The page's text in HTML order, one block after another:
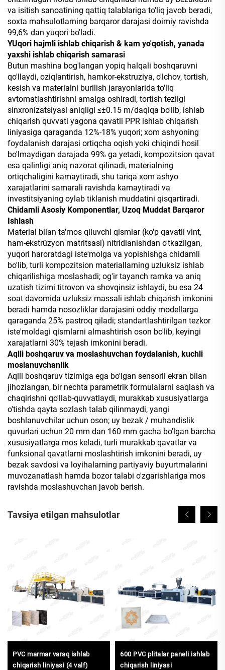
va isitish sanoatining qattiq talablariga to'liq javob beradi,
soxta mahsulotlarning barqaror darajasi doimiy ravishda
99,6% dan yuqori bo'ladi.
YUqori hajmli ishlab chiqarish & kam yo'qotish, yanada
yaxshi ishlab chiqarish samarasi
Butun mashina bog'langan yopiq halqali boshqaruvni
qo'llaydi, oziqlantirish, hamkor-ekstruziya, o'lchov, tortish,
kesish va materialni burilish jarayonlarida to'liq
avtomatlashtirishni amalga oshiradi, tortish tezligi
sinxronizatsiyasi aniqligi ≤±0.15 m/daqiqa bo'lib, ishlab
chiqarish quvvati yagona qavatli PPR ishlab chiqarish
liniyasiga qaraganda 12%-18% yuqori; xom ashyoning
foydalanish darajasi ortiqcha oqish yoki chiqindi hosil
bo'lmaydigan darajada 99% ga yetadi, kompozitsion qavat
esa qalinligi aniq nazorat qilinadi, materialning
ortiqchaligini kamaytiradi, shu tariqa xom ashyo
xarajatlarini samarali ravishda kamaytiradi va
investitsiyaning oylab tiklanish muddatini qisqartiradi.
Chidamli Asosiy Komponentlar, Uzoq Muddat Barqaror
Ishlash
Material bilan ta'mos qiluvchi qismlar (ko'p qavatli vint,
ham-ekstrüzyon matritsasi) nitridlanishdan o'tkazilgan,
yuqori haroratdagi iste'molga va yopishishga chidamli
bo'lib, turli kompozitsion materiallarning uzluksiz ishlab
chiqarilishiga moslashadi; og'ir tayanch ramka va aniq
uzatish tizimi titrovon va shovqinsiz ishlaydi, bu esa 24
soat davomida uzluksiz massali ishlab chiqarish imkonini
beradi hamda nosozliklar darajasini oddiy modellarga
qaraganda 25% pastroq qiladi; standartlashtirilgan tezkor
iste'moldagi qismlarni almashtirish oson bo'lib, keyingi
xarajatlarni 30% tejash imkonini beradi.
Aqlli boshqaruv va moslashuvchan foydalanish, kuchli
moslanuvchanlik
Aqlli boshqaruv tizimiga ega bo'lgan sensorli ekran bilan
jihozlangan, bir nechta parametrik formulalarni saqlash va
chaqirishni qo'llab-quvvatlaydi, murakkab xususiyatlarga
o'tishda qayta sozlash talab qilinmaydi, yangi
boshlanuvchilar uchun oson; uy bezak / muhandislik
quvurlari uchun 20 mm dan 160 mm gacha bo'lgan barcha
xususiyatlarga mos keladi, turli murakkab qavatlar va
funksional qavatlarni moslashtirish imkonini beradi, uy
bezak savdosi va loyihalarning partiyaviy buyurtmalarini
muvozanatlash hamda bozor talabi o'zgarishlariga mos
ravishda moslashuvchan javob berish.
Tavsiya etilgan mahsulotlar
PVC marmar varaq ishlab
chiqarish liniyasi (4 valf)
600 PVC plitalar paneli ishlab
chiqarish liniyasi